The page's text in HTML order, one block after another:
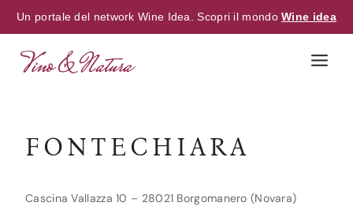
Un portale del network Wine Idea. Scopri il mondoWine idea
FONTECHIARA
Cascina Vallazza 10 – 28021 Borgomanero (Novara)